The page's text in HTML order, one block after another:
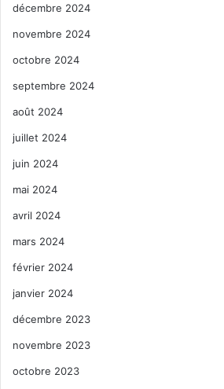
décembre 2024
novembre 2024
octobre 2024
septembre 2024
août 2024
juillet 2024
juin 2024
mai 2024
avril 2024
mars 2024
février 2024
janvier 2024
décembre 2023
novembre 2023
octobre 2023